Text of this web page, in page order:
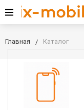
Главная Каталог